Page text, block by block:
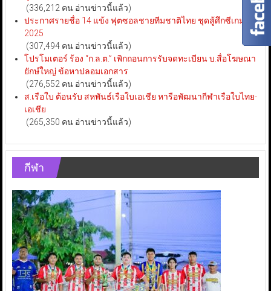
(336,212 คน อ่านข่าวนี้แล้ว)
ประกาศรายชื่อ 14 แข้ง ฟุตซอลชายทีมชาติไทย ชุดสู้ศึกซีเกมส์
2025
(307,494 คน อ่านข่าวนี้แล้ว)
โปรโมเตอร์ ร้อง “ก.ล.ต.” เพิกถอนการรับจดทะเบียน บ.สื่อโฆษณา
ยักษ์ใหญ่ ข้อหาปลอมเอกสาร
(276,552 คน อ่านข่าวนี้แล้ว)
ส.เรือใบ ต้อนรับ สหพันธ์เรือใบเอเชีย หารือพัฒนากีฬาเรือใบไทย-
เอเชีย
(265,350 คน อ่านข่าวนี้แล้ว)
กีฬา